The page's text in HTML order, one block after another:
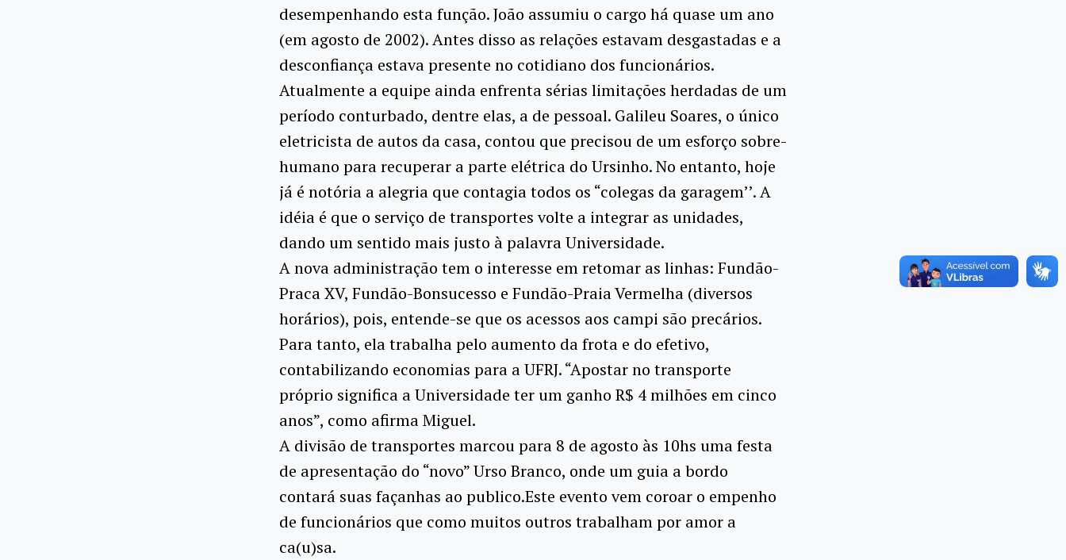
desempenhando esta função. João assumiu o cargo há quase um ano
(em agosto de 2002). Antes disso as relações estavam desgastadas e a
desconfiança estava presente no cotidiano dos funcionários.
Atualmente a equipe ainda enfrenta sérias limitações herdadas de um
período conturbado, dentre elas, a de pessoal. Galileu Soares, o único
eletricista de autos da casa, contou que precisou de um esforço sobre-
humano para recuperar a parte elétrica do Ursinho. No entanto, hoje
já é notória a alegria que contagia todos os “colegas da garagem’’. A
idéia é que o serviço de transportes volte a integrar as unidades,
dando um sentido mais justo à palavra Universidade.
A nova administração tem o interesse em retomar as linhas: Fundão-
Praca XV, Fundão-Bonsucesso e Fundão-Praia Vermelha (diversos
horários), pois, entende-se que os acessos aos campi são precários.
Para tanto, ela trabalha pelo aumento da frota e do efetivo,
contabilizando economias para a UFRJ. “Apostar no transporte
próprio significa a Universidade ter um ganho R$ 4 milhões em cinco
anos”, como afirma Miguel.
A divisão de transportes marcou para 8 de agosto às 10hs uma festa
de apresentação do “novo” Urso Branco, onde um guia a bordo
contará suas façanhas ao publico.Este evento vem coroar o empenho
de funcionários que como muitos outros trabalham por amor a
ca(u)sa.